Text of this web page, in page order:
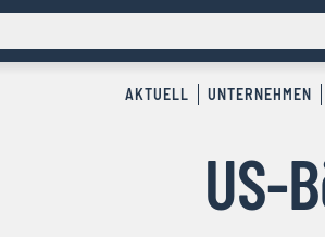
AKTUELL UNTERNEHMEN
US-